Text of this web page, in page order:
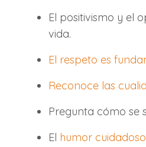
El positivismo y el
vida.
El respeto es
Reconoce las
Pregunta cómo se
El humor cuidadoso